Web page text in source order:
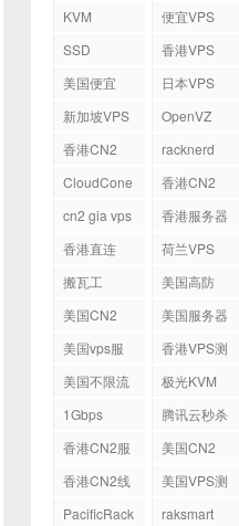
KVM 便宜VPS
SSD
香港VPS
美国便宜
日本VPS
新加坡VPS
OpenVZ
香港CN2
racknerd
CloudCone
香港CN2
cn2 gia vps
香港服务器
香港直连
荷兰VPS
搬瓦工
美国高防
美国CN2
美国服务器
美国vps服
香港VPS测
美国不限流
极光KVM
1Gbps 腾讯云秒杀
香港CN2服
美国CN2
香港CN2线
美国VPS测
PacificRack
raksmart